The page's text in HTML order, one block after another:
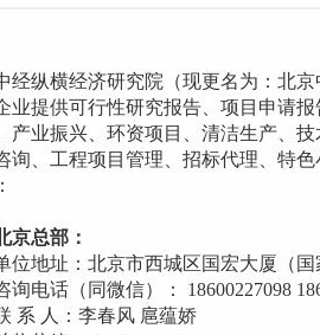
纵横经济研究院（现更名为：北京
业提供可行性研究报告、项目申请
产业振兴、环资项目、清洁生产、
询、工程项目管理、招标代理、特
部：
：北京市西城区国宏大厦（国家
（同微信）： 18600227098
：李春风 扈蕴娇